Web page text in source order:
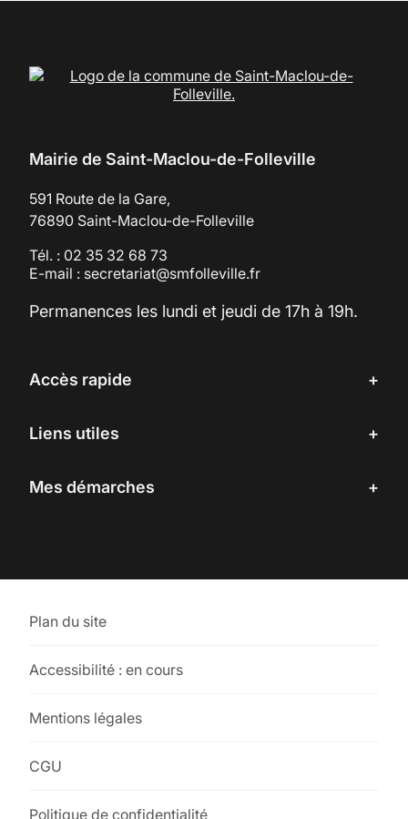
Mairie de Saint-Maclou-de-Folleville
591 Route de la Gare,
76890 Saint-Maclou-de-Folleville
Tél. : 02 35 32 68 73
E-mail : secretariat@smfolleville.fr
Permanences les lundi et jeudi de 17h à 19h.
Accès rapide
Mes démarches
Location salle communale
Liens utiles
Agenda des évènements
Mes démarches
Population
Urbanisme
Plan du site
Accessibilité : en cours
Mentions légales
CGU
Politique de confidentialité